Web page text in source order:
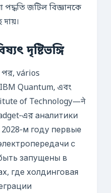
পদ্ধতি জটিল বিজ্ঞানকে
দৃষ্টিভঙ্গি
পর, vários
Quantum, এবং
of Technology—ने
аналитики
году первые
с
запущены в
где холдинговая